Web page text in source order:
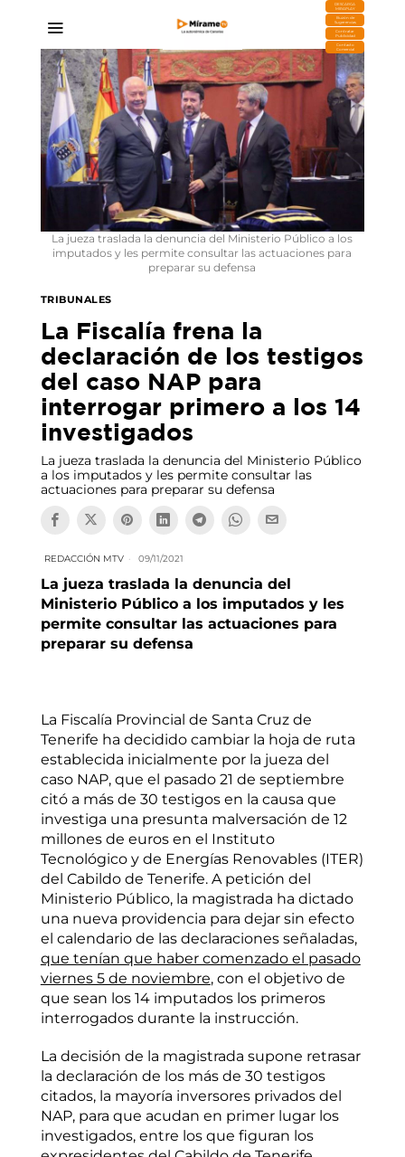
DESCARGA
MIRAPLAY
Buzón de
Sugerencias
Contratar
Publicidad
Contacto
Comercial
La jueza traslada la denuncia del Ministerio Público a los
imputados y les permite consultar las actuaciones para
preparar su defensa
TRIBUNALES
La Fiscalía frena la
declaración de los testigos
del caso NAP para
interrogar primero a los 14
investigados
La jueza traslada la denuncia del Ministerio Público
a los imputados y les permite consultar las
actuaciones para preparar su defensa
REDACCIÓN MTV 09/11/2021
La jueza traslada la denuncia del
Ministerio Público a los imputados y les
permite consultar las actuaciones para
preparar su defensa
La Fiscalía Provincial de Santa Cruz de
Tenerife ha decidido cambiar la hoja de ruta
establecida inicialmente por la jueza del
caso NAP, que el pasado 21 de septiembre
citó a más de 30 testigos en la causa que
investiga una presunta malversación de 12
millones de euros en el Instituto
Tecnológico y de Energías Renovables (ITER)
del Cabildo de Tenerife. A petición del
Ministerio Público, la magistrada ha dictado
una nueva providencia para dejar sin efecto
el calendario de las declaraciones señaladas,
que tenían que haber comenzado el pasado
viernes 5 de noviembre, con el objetivo de
que sean los 14 imputados los primeros
interrogados durante la instrucción.
La decisión de la magistrada supone retrasar
la declaración de los más de 30 testigos
citados, la mayoría inversores privados del
NAP, para que acudan en primer lugar los
investigados, entre los que figuran los